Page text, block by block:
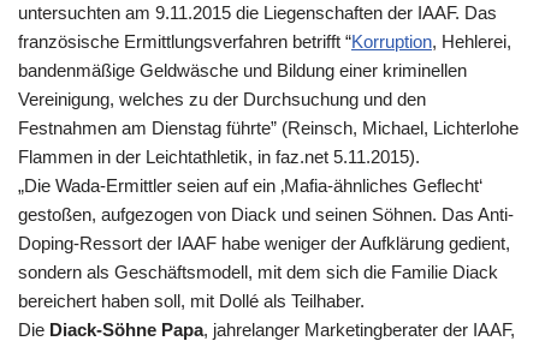
untersuchten am 9.11.2015 die Liegenschaften der IAAF. Das
französische Ermittlungsverfahren betrifft “Korruption, Hehlerei,
bandenmäßige Geldwäsche und Bildung einer kriminellen
Vereinigung, welches zu der Durchsuchung und den
Festnahmen am Dienstag führte” (Reinsch, Michael, Lichterlohe
Flammen in der Leichtathletik, in faz.net 5.11.2015).
„Die Wada-Ermittler seien auf ein ‚Mafia-ähnliches Geflecht‘
gestoßen, aufgezogen von Diack und seinen Söhnen. Das Anti-
Doping-Ressort der IAAF habe weniger der Aufklärung gedient,
sondern als Geschäftsmodell, mit dem sich die Familie Diack
bereichert haben soll, mit Dollé als Teilhaber.
Die Diack-Söhne Papa, jahrelanger Marketingberater der IAAF,